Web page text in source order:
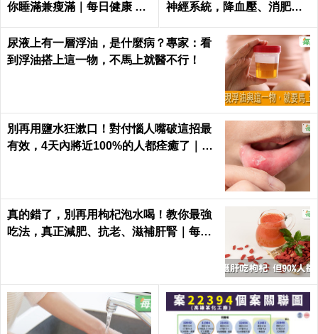
你睡滿兼瘦滿｜每日健康 He
神經系統，降血壓、消肥胖
尿液上有一層浮油，是什麼病？專家：看
到浮油搭上這一物，不馬上就醫不行！
別再用鹽水狂漱口！對付惱人嘴破這招最
有效，4天內將近100%的人都痊癒了｜每
真的錯了，別再用枸杞泡水喝！教你最強
吃法，真正減肥、抗老、滋補肝腎｜每日